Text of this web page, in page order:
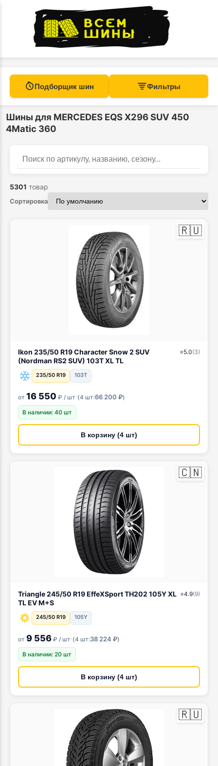
Подборщик шин Фильтры
Шины для MERCEDES EQS X296 SUV 450
4Matic 360
Поиск по каталогу
5301 товар
Сортировка
🇷🇺
Ikon 235/50 R19 Character Snow 2 SUV
(Nordman RS2 SUV) 103T XL TL
⭐5.0(3)
235/50 R19 103T
от 16 550 ₽ / шт·(4 шт:66 200 ₽)
В наличии: 40 шт
В корзину (4 шт)
🇨🇳
Triangle 245/50 R19 EffeXSport TH202 105Y XL
TL EV M+S
⭐4.9(9)
245/50 R19 105Y
от 9 556 ₽ / шт·(4 шт:38 224 ₽)
В наличии: 20 шт
В корзину (4 шт)
🇷🇺